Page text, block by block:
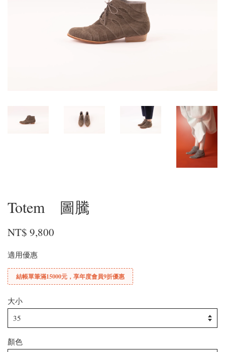
Totem 圖騰
NT$ 9,800
適用優惠
結帳單筆滿15000元，享年度會員9折優惠
大小
顏色